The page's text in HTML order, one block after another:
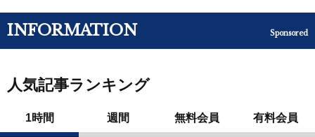
INFORMATION Sponsored
人気記事ランキング
1時間 週間 無料会員 有料会員